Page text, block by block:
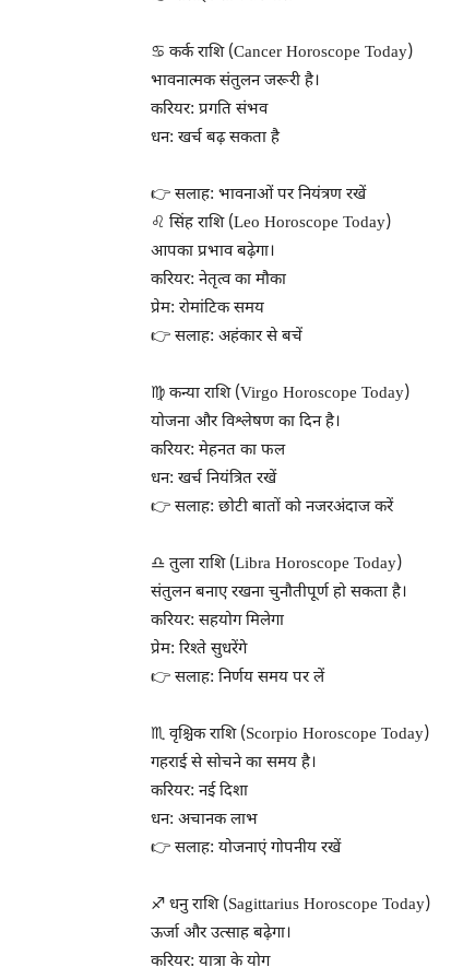
♋ कर्क राशि (Cancer Horoscope Today)
भावनात्मक संतुलन जरूरी है।
करियर: प्रगति संभव
धन: खर्च बढ़ सकता है
👉 सलाह: भावनाओं पर नियंत्रण रखें
♌ सिंह राशि (Leo Horoscope Today)
आपका प्रभाव बढ़ेगा।
करियर: नेतृत्व का मौका
प्रेम: रोमांटिक समय
👉 सलाह: अहंकार से बचें
♍ कन्या राशि (Virgo Horoscope Today)
योजना और विश्लेषण का दिन है।
करियर: मेहनत का फल
धन: खर्च नियंत्रित रखें
👉 सलाह: छोटी बातों को नजरअंदाज करें
♎ तुला राशि (Libra Horoscope Today)
संतुलन बनाए रखना चुनौतीपूर्ण हो सकता है।
करियर: सहयोग मिलेगा
प्रेम: रिश्ते सुधरेंगे
👉 सलाह: निर्णय समय पर लें
♏ वृश्चिक राशि (Scorpio Horoscope Today)
गहराई से सोचने का समय है।
करियर: नई दिशा
धन: अचानक लाभ
👉 सलाह: योजनाएं गोपनीय रखें
♐ धनु राशि (Sagittarius Horoscope Today)
ऊर्जा और उत्साह बढ़ेगा।
करियर: यात्रा के योग